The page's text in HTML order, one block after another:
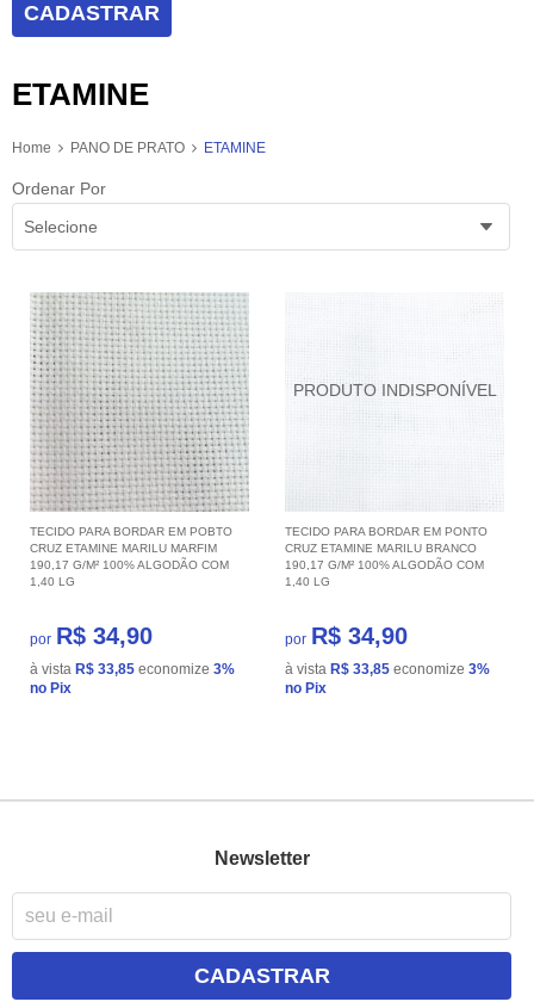
CADASTRAR
ETAMINE
Home PANO DE PRATO ETAMINE
Ordenar Por
Selecione
TECIDO PARA BORDAR EM POBTO
CRUZ ETAMINE MARILU MARFIM
190,17 G/M² 100% ALGODÃO COM
1,40 LG
por R$ 34,90
à vista R$ 33,85 economize 3%
no Pix
TECIDO PARA BORDAR EM PONTO
CRUZ ETAMINE MARILU BRANCO
190,17 G/M² 100% ALGODÃO COM
1,40 LG
por R$ 34,90
à vista R$ 33,85 economize 3%
no Pix
Newsletter
CADASTRAR